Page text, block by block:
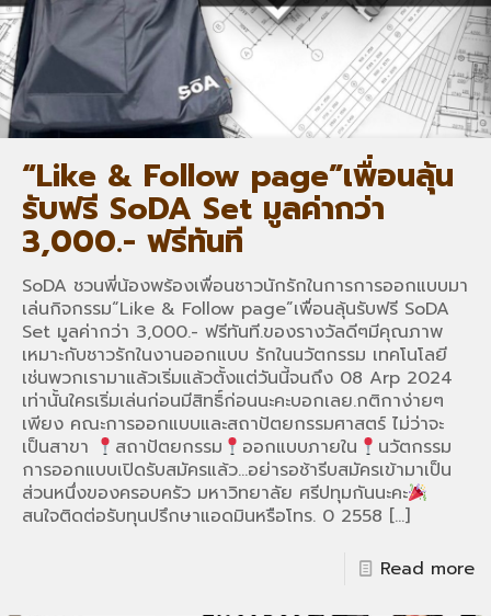
“Like & Follow page”เพื่อนลุ้น
รับฟรี SoDA Set มูลค่ากว่า
3,000.- ฟรีทันที
SoDA ชวนพี่น้องพร้องเพื่อนชาวนักรักในการการออกแบบมา
เล่นกิจกรรม“Like & Follow page”เพื่อนลุ้นรับฟรี SoDA
Set มูลค่ากว่า 3,000.- ฟรีทันที.ของรางวัลดีๆมีคุณภาพ
เหมาะกับชาวรักในงานออกแบบ รักในนวัตกรรม เทคโนโลยี
เช่นพวกเรามาแล้วเริ่มแล้วตั้งแต่วันนี้จนถึง 08 Arp 2024
เท่านั้นใครเริ่มเล่นก่อนมีสิทธิ์ก่อนนะคะบอกเลย.กติกาง่ายๆ
เพียง คณะการออกแบบและสถาปัตยกรรมศาสตร์ ไม่ว่าจะ
เป็นสาขา
สถาปัตยกรรม ออกแบบภายใน
นวัตกรรม
การออกแบบเปิดรับสมัครแล้ว…อย่ารอช้ารีบสมัครเข้ามาเป็น
ส่วนหนึ่งของครอบครัว มหาวิทยาลัย ศรีปทุมกันนะคะ
สนใจติดต่อรับทุนปรึกษาแอดมินหรือโทร. 0 2558 […]
Read more